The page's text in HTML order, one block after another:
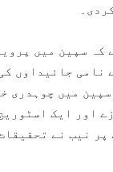
کہ سپین میں
نامی جائیداوں
میں چوہدری
پلازے اور ایک
نیب نے